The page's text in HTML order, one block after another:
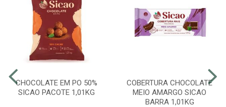
CHOCOLATE EM PO 50%
SICAO PACOTE 1,01KG
COBERTURA CHOCOLATE
MEIO AMARGO SICAO
BARRA 1,01KG